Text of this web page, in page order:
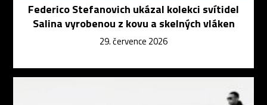
Federico Stefanovich ukázal kolekci svítidel
Salina vyrobenou z kovu a skelných vláken
29. července 2026